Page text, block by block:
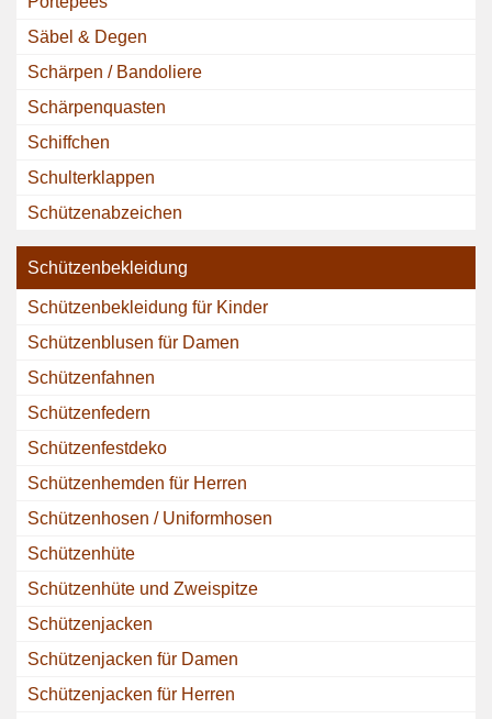
Säbel & Degen
Schärpen / Bandoliere
Schärpenquasten
Schiffchen
Schulterklappen
Schützenabzeichen
Schützenbekleidung
Schützenbekleidung für Kinder
Schützenblusen für Damen
Schützenfahnen
Schützenfedern
Schützenfestdeko
Schützenhemden für Herren
Schützenhosen / Uniformhosen
Schützenhüte
Schützenhüte und Zweispitze
Schützenjacken
Schützenjacken für Damen
Schützenjacken für Herren